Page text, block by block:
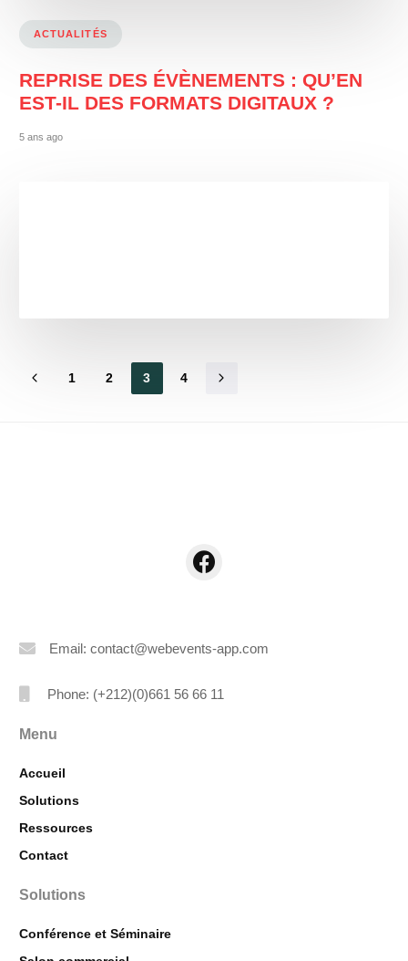
ACTUALITÉS
REPRISE DES ÉVÈNEMENTS : QU’EN
EST-IL DES FORMATS DIGITAUX ?
5 ans ago
1 2 3 4
Email: contact@webevents-app.com
Phone: (+212)(0)661 56 66 11
Menu
Accueil
Solutions
Ressources
Contact
Solutions
Conférence et Séminaire